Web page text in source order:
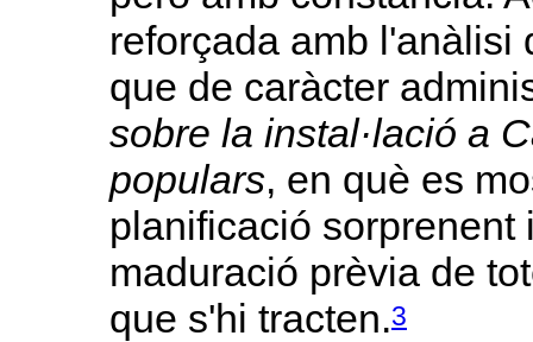
reforçada amb l'anàlisi
que de caràcter
sobre la instal·lació a
populars, en què es
planificació sorprenent
maduració prèvia de
que s'hi tracten.3